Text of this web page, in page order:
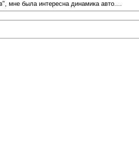
мне была интересна динамика авто....